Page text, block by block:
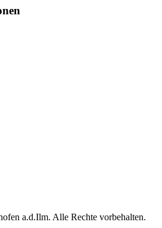
a.d.Ilm. Alle Rechte vorbehalten.